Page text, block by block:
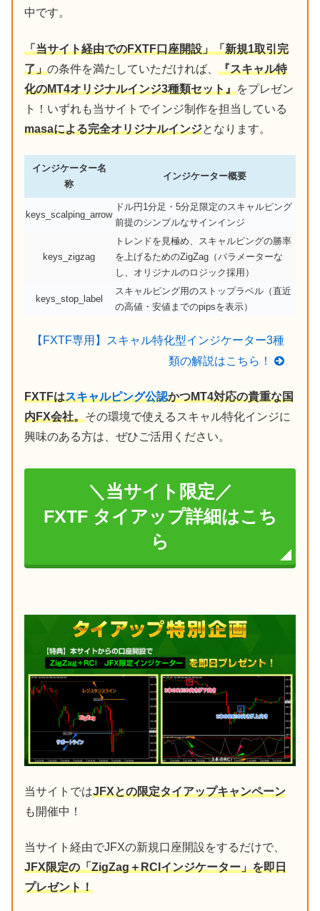
中です。
「当サイト経由でのFXTF口座開設」「新規1取引完
了」の条件を満たしていただければ、 『スキャル特
化のMT4オリジナルインジ3種類セット』をプレゼン
ト！いずれも当サイトでインジ制作を担当している
masaによる完全オリジナルインジとなります。
インジケーター名
称
インジケーター概要
keys_scalping_arrow
ドル円1分足・5分足限定のスキャルピング
前提のシンプルなサインインジ
keys_zigzag
トレンドを見極め、スキャルピングの勝率
を上げるためのZigZag（パラメーターな
し、オリジナルのロジック採用）
keys_stop_label
スキャルピング用のストップラベル（直近
の高値・安値までのpipsを表示）
【FXTF専用】スキャル特化型インジケーター3種
類の解説はこちら！
FXTFはスキャルピング公認かつMT4対応の貴重な国
内FX会社。その環境で使えるスキャル特化インジに
興味のある方は、ぜひご活用ください。
＼当サイト限定／
FXTF タイアップ詳細はこち
ら
当サイトではJFXとの限定タイアップキャンペーン
も開催中！
当サイト経由でJFXの新規口座開設をするだけで、
JFX限定の「ZigZag＋RCIインジケーター」を即日
プレゼント！